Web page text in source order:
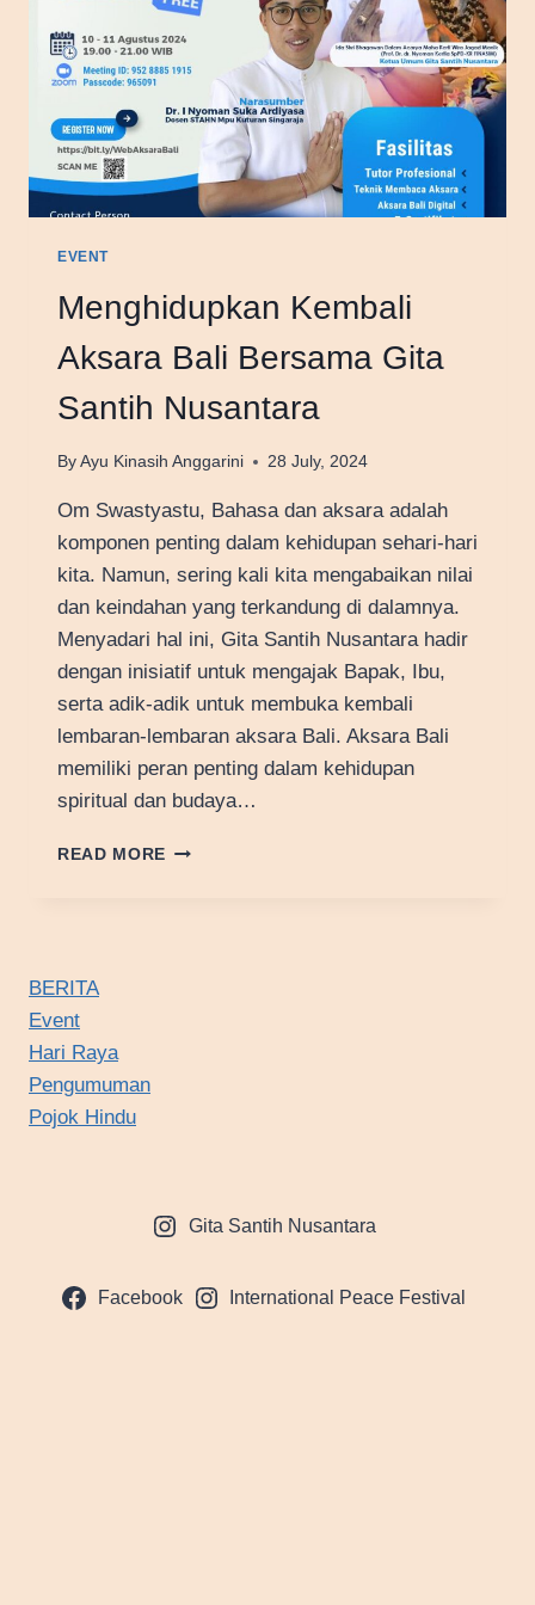
EVENT
Menghidupkan Kembali
Aksara Bali Bersama Gita
Santih Nusantara
By Ayu Kinasih Anggarini 28 July, 2024
Om Swastyastu, Bahasa dan aksara adalah
komponen penting dalam kehidupan sehari-hari
kita. Namun, sering kali kita mengabaikan nilai
dan keindahan yang terkandung di dalamnya.
Menyadari hal ini, Gita Santih Nusantara hadir
dengan inisiatif untuk mengajak Bapak, Ibu,
serta adik-adik untuk membuka kembali
lembaran-lembaran aksara Bali. Aksara Bali
memiliki peran penting dalam kehidupan
spiritual dan budaya…
READ MORE MENGHIDUPKAN
BERITA
Event
Hari Raya
Pengumuman
Pojok Hindu
Gita Santih Nusantara
Facebook International Peace Festival